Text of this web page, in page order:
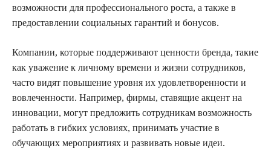
возможности для профессионального роста, а также в
предоставлении социальных гарантий и бонусов.
Компании, которые поддерживают ценности бренда, такие
как уважение к личному времени и жизни сотрудников,
часто видят повышение уровня их удовлетворенности и
вовлеченности. Например, фирмы, ставящие акцент на
инновации, могут предложить сотрудникам возможность
работать в гибких условиях, принимать участие в
обучающих мероприятиях и развивать новые идеи.